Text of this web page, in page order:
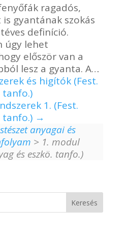
ragadós,
gyantának szokás
definíció.
úgy lehet
először van a
lesz a gyanta. A…
és higítók (Fest.
tanfo.)
1. (Fest.
tanfo.)
anyagai és
> 1. modul
és eszkö. tanfo.)